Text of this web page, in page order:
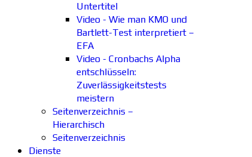
Untertitel
Video - Wie man KMO und
Bartlett-Test interpretiert –
EFA
Video - Cronbachs Alpha
entschlüsseln:
Zuverlässigkeitstests
meistern
Seitenverzeichnis –
Hierarchisch
Seitenverzeichnis
Dienste